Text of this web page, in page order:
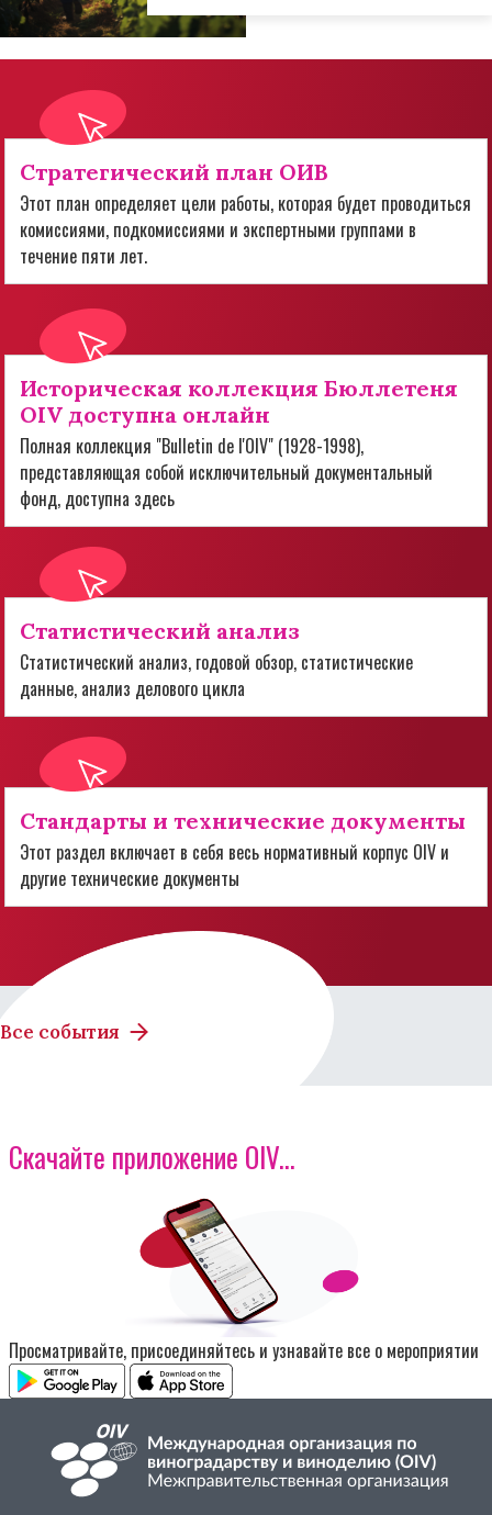
Стратегический план ОИВ
Этот план определяет цели работы, которая будет проводиться
комиссиями, подкомиссиями и экспертными группами в
течение пяти лет.
Историческая коллекция Бюллетеня
OIV доступна онлайн
Полная коллекция "Bulletin de l'OIV" (1928-1998),
представляющая собой исключительный документальный
фонд, доступна здесь
Статистический анализ
Статистический анализ, годовой обзор, статистические
данные, анализ делового цикла
Стандарты и технические документы
Этот раздел включает в себя весь нормативный корпус OIV и
другие технические документы
Все события
Скачайте приложение OIV...
Изображение
Просматривайте, присоединяйтесь и узнавайте все о мероприятии